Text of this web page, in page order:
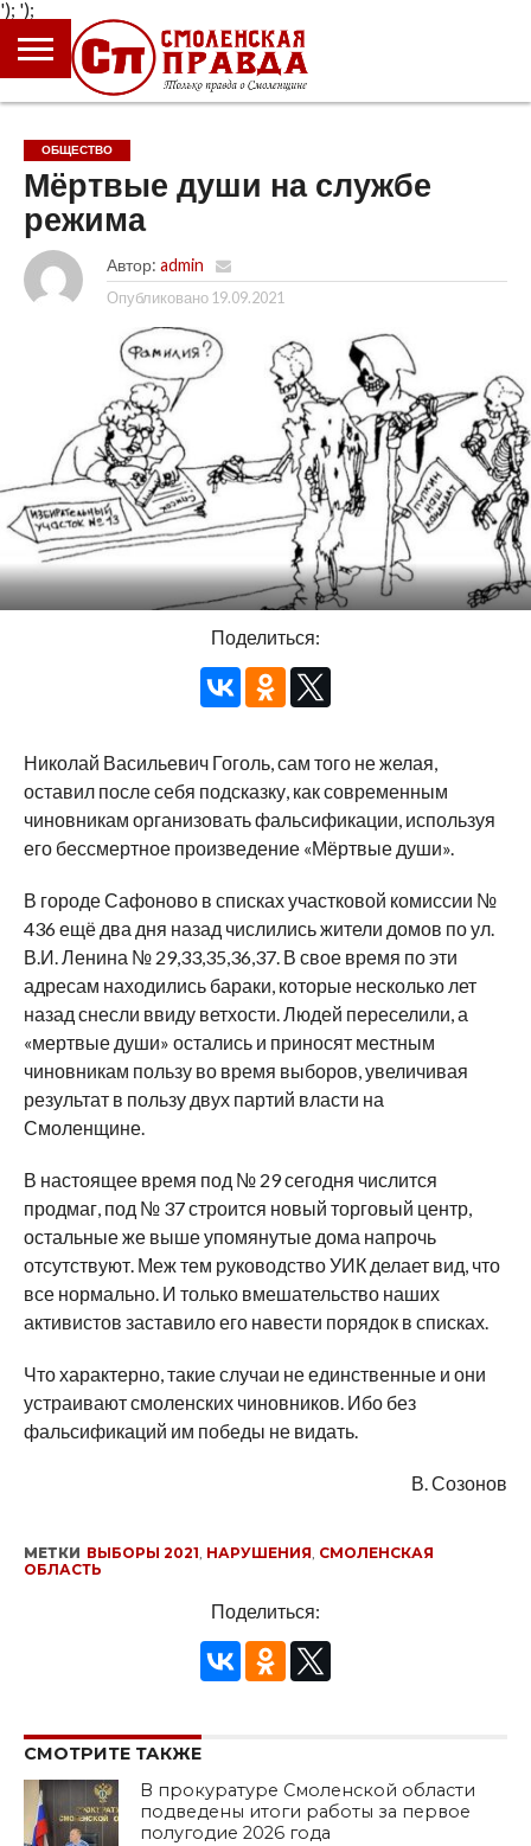
');
ГЛАВНАЯ
НОВОСТИ
ПРОИСШЕСТВИЯ
ПОЛИТИКА
КУЛЬТУРА
ЭКОНОМИКА
ОБЩЕСТВО
БЛОГИ
ОБЩЕСТВО
Мёртвые души на службе
режима
Автор: admin
Опубликовано 19.09.2021
Поделиться:
Николай Васильевич Гоголь, сам того не желая,
оставил после себя подсказку, как современным
чиновникам организовать фальсификации, используя
его бессмертное произведение «Мёртвые души».
В городе Сафоново в списках участковой комиссии №
436 ещё два дня назад числились жители домов по ул.
В.И. Ленина № 29,33,35,36,37. В свое время по эти
адресам находились бараки, которые несколько лет
назад снесли ввиду ветхости. Людей переселили, а
«мертвые души» остались и приносят местным
чиновникам пользу во время выборов, увеличивая
результат в пользу двух партий власти на
Смоленщине.
В настоящее время под № 29 сегодня числится
продмаг, под № 37 строится новый торговый центр,
остальные же выше упомянутые дома напрочь
отсутствуют. Меж тем руководство УИК делает вид, что
все нормально. И только вмешательство наших
активистов заставило его навести порядок в списках.
Что характерно, такие случаи не единственные и они
устраивают смоленских чиновников. Ибо без
фальсификаций им победы не видать.
В. Созонов
МЕТКИ ВЫБОРЫ 2021, НАРУШЕНИЯ, СМОЛЕНСКАЯ
ОБЛАСТЬ
Поделиться:
СМОТРИТЕ ТАКЖЕ
В прокуратуре Смоленской области
подведены итоги работы за первое
полугодие 2026 года
');